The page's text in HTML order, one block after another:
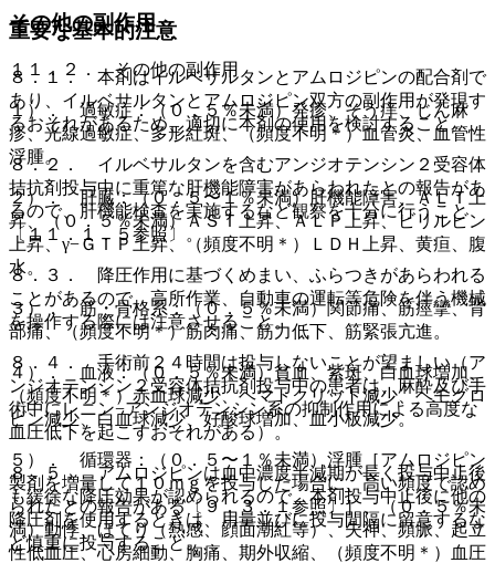
重要な基本的注意
８．１． 本剤はイルベサルタンとアムロジピンの配合剤で
あり、イルベサルタンとアムロジピン双方の副作用が発現す
るおそれがあるため、適切に本剤の使用を検討すること。
８．２． イルベサルタンを含むアンジオテンシン２受容体
拮抗剤投与中に重篤な肝機能障害があらわれたとの報告があ
るので、肝機能検査を実施するなど観察を十分に行うこと
〔１１．１．５参照〕。
８．３． 降圧作用に基づくめまい、ふらつきがあらわれる
ことがあるので、高所作業、自動車の運転等危険を伴う機械
を操作する際には注意させること。
８．４． 手術前２４時間は投与しないことが望ましい（ア
ンジオテンシン２受容体拮抗剤投与中の患者は、麻酔及び手
術中にレニン−アンジオテンシン系の抑制作用による高度な
血圧低下を起こすおそれがある）。
８．５． アムロジピンは血中濃度半減期が長く投与中止後
も緩徐な降圧効果が認められるので、本剤投与中止後に他の
降圧剤を使用するときは、用量並びに投与間隔に留意するな
ど慎重に投与すること。
その他の副作用
１１．２． その他の副作用
１）． 過敏症：（０．５％未満）発疹、そう痒、じん麻
疹、光線過敏症、多形紅斑、（頻度不明＊）血管炎、血管性
浮腫。
２）． 肝臓：（０．５〜１％未満）肝機能障害、ＡＬＴ上
昇、（０．５％未満）ＡＳＴ上昇、ＡＬＰ上昇、ビリルビン
上昇、γ−ＧＴＰ上昇、（頻度不明＊）ＬＤＨ上昇、黄疸、腹
水。
３）． 筋・骨格系：（０．５％未満）関節痛、筋痙攣、背
部痛、（頻度不明＊）筋肉痛、筋力低下、筋緊張亢進。
４）． 血液：（０．５％未満）貧血、紫斑、白血球増加、
（頻度不明＊）赤血球減少、ヘマトクリット減少、ヘモグロ
ビン減少、白血球減少、好酸球増加、血小板減少。
５）． 循環器：（０．５〜１％未満）浮腫［アムロジピン
製剤を増量して１０ｍｇを投与した場合に、高い頻度で認め
られたとの報告がある〔９．３．１参照〕］、（０．５％未
満）動悸、ほてり（熱感、顔面潮紅等）、失神、頻脈、起立
性低血圧、心房細動、胸痛、期外収縮、（頻度不明＊）血圧